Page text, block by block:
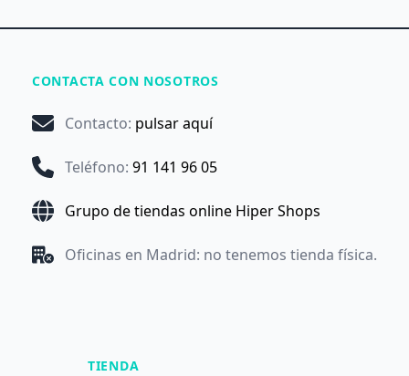
CONTACTA CON NOSOTROS
Contacto: pulsar aquí
Teléfono: 91 141 96 05
Grupo de tiendas online Hiper Shops
Oficinas en Madrid: no tenemos tienda física.
TIENDA